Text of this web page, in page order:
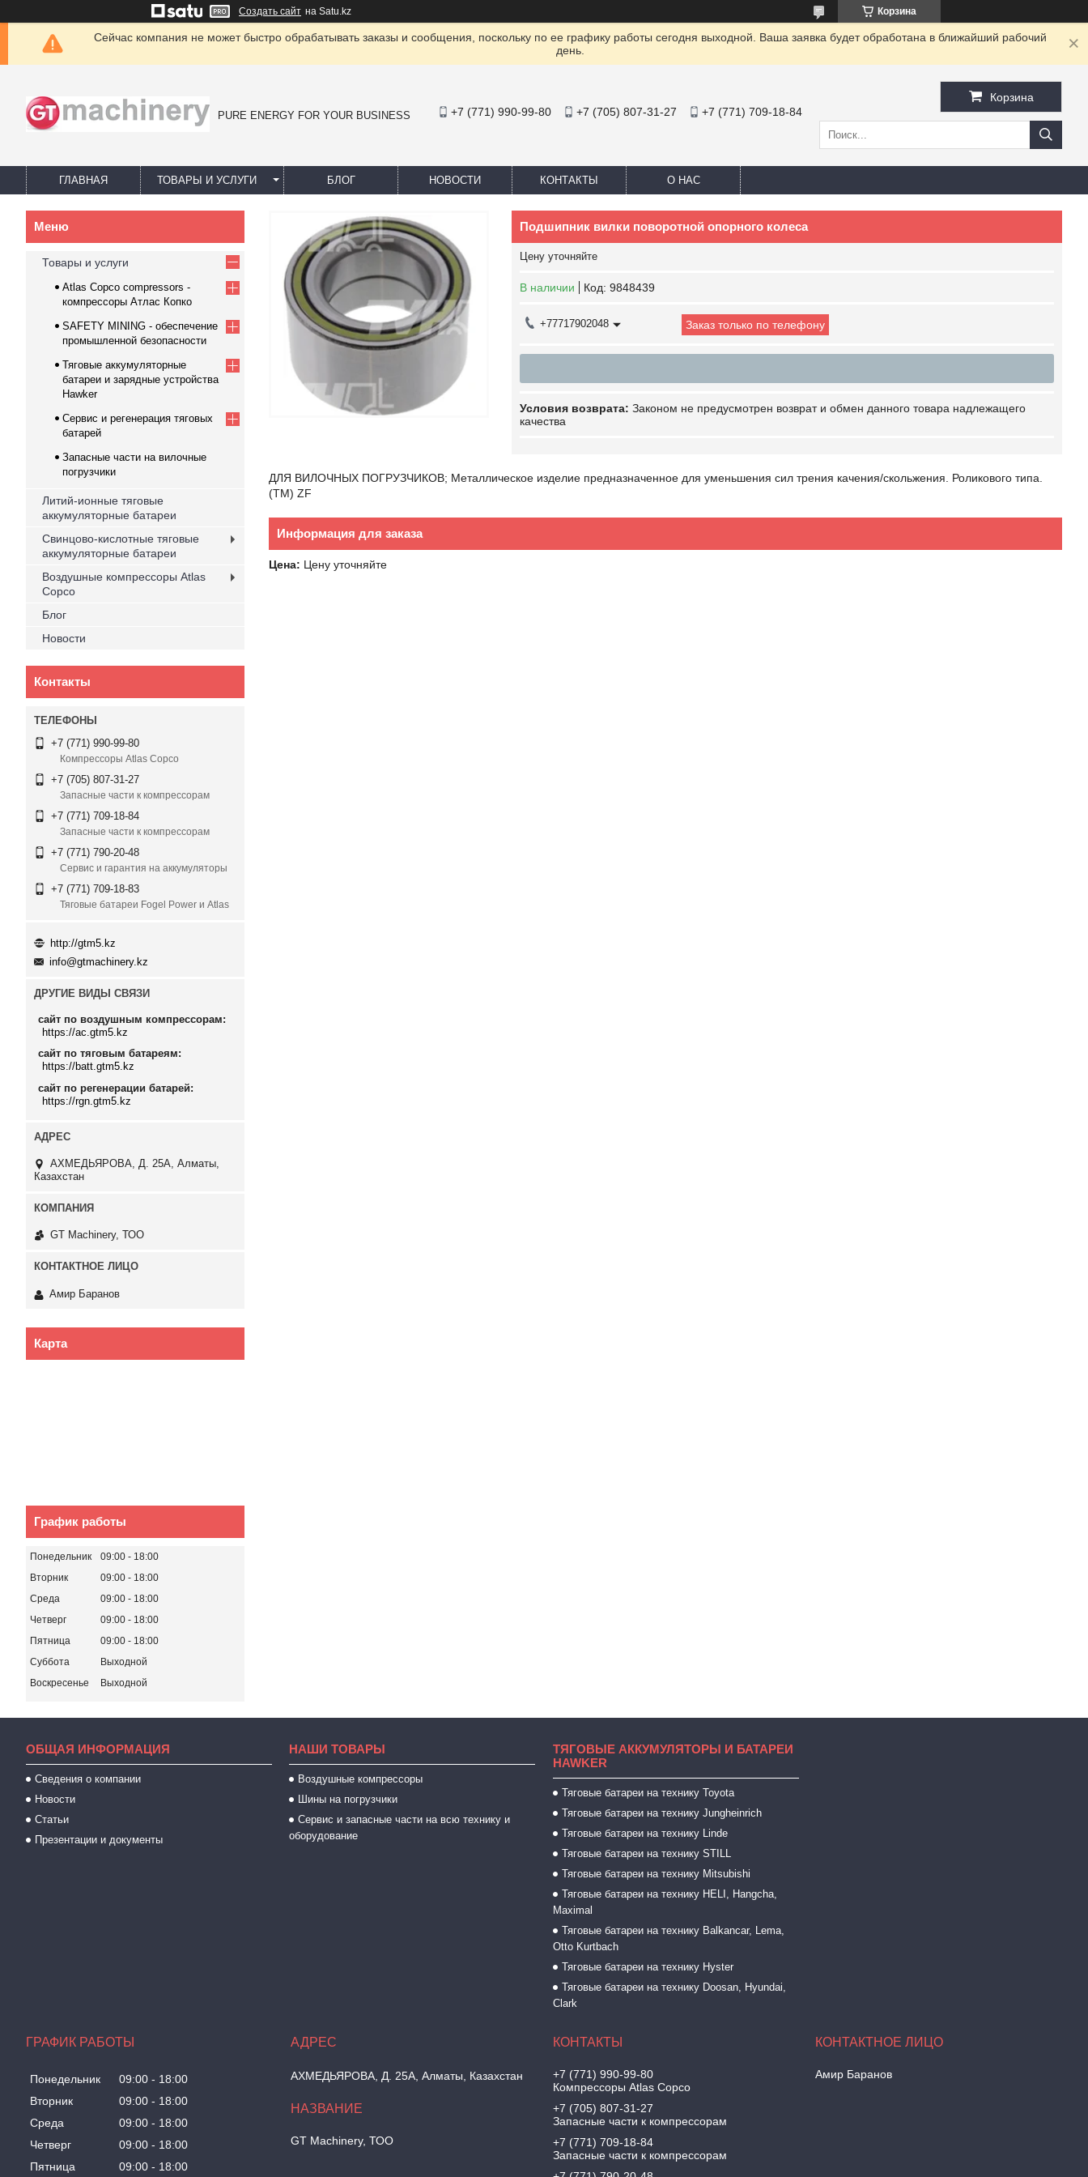
Создать сайт на Satu.kz Корзина
Сейчас компания не может быстро обрабатывать заказы и сообщения, поскольку по ее графику работы сегодня выходной. Ваша заявка будет обработана в ближайший рабочий
день.
PURE ENERGY FOR YOUR BUSINESS +7 (771) 990-99-80 +7 (705) 807-31-27 +7 (771) 709-18-84
Корзина
ГЛАВНАЯ ТОВАРЫ И УСЛУГИ БЛОГ НОВОСТИ КОНТАКТЫ О НАС
Подшипник вилки поворотной опорного колеса
Цену уточняйте
В наличии Код: 9848439
+77717902048 Заказ только по телефону
Законом не предусмотрен возврат и обмен данного товара надлежащего
качества
ДЛЯ ВИЛОЧНЫХ ПОГРУЗЧИКОВ; Металлическое изделие предназначенное для уменьшения сил трения качения/скольжения. Роликового типа.
(TM) ZF
Информация для заказа
Цена: Цену уточняйте
Товары и услуги
Atlas Copco compressors -
компрессоры Атлас Копко
SAFETY MINING - обеспечение
промышленной безопасности
Тяговые аккумуляторные
батареи и зарядные устройства
Hawker
Cервис и регенерация тяговых
батарей
Запасные части на вилочные
погрузчики
Литий-ионные тяговые
аккумуляторные батареи
Свинцово-кислотные тяговые
аккумуляторные батареи
Воздушные компрессоры Atlas
Copco
Блог
Новости
Контакты
+7 (771) 990-99-80
Компрессоры Atlas Copco
+7 (705) 807-31-27
Запасные части к компрессорам
+7 (771) 709-18-84
Запасные части к компрессорам
+7 (771) 790-20-48
Сервис и гарантия на аккумуляторы
+7 (771) 709-18-83
Тяговые батареи Fogel Power и Atlas
http://gtm5.kz
info@gtmachinery.kz
ДРУГИЕ ВИДЫ СВЯЗИ
сайт по воздушным компрессорам
https://ac.gtm5.kz
сайт по тяговым батареям
https://batt.gtm5.kz
сайт по регенерации батарей
https://rgn.gtm5.kz
АХМЕДЬЯРОВА, Д. 25А, Алматы,
Казахстан
GT Machinery, ТОО
Амир Баранов
Карта
График работы
Понедельник 09:00
18:00
Вторник
09:00
18:00
Среда
09:00
18:00
Четверг
09:00
18:00
Пятница
09:00
18:00
Суббота
Выходной
Воскресенье
Выходной
ОБЩАЯ ИНФОРМАЦИЯ
Сведения о компании
Новости
Статьи
Презентации и документы
НАШИ ТОВАРЫ
Воздушные компрессоры
Шины на погрузчики
Сервис и запасные части на всю технику и
оборудование
ТЯГОВЫЕ АККУМУЛЯТОРЫ И БАТАРЕИ
HAWKER
Тяговые батареи на технику Toyota
Тяговые батареи на технику Jungheinrich
Тяговые батареи на технику Linde
Тяговые батареи на технику STILL
Тяговые батареи на технику Mitsubishi
Тяговые батареи на технику HELI, Hangcha,
Maximal
Тяговые батареи на технику Balkancar, Lema,
Otto Kurtbach
Тяговые батареи на технику Hyster
Тяговые батареи на технику Doosan, Hyundai,
Clark
ГРАФИК РАБОТЫ
Понедельник 09:00
18:00
Вторник
09:00
18:00
Среда
09:00
18:00
Четверг
09:00
18:00
Пятница
09:00 18:00
АХМЕДЬЯРОВА, Д. 25А, Алматы, Казахстан
GT Machinery, ТОО
+7 (771) 990-99-80
Компрессоры Atlas Copco
+7 (705) 807-31-27
Запасные части к компрессорам
+7 (771) 709-18-84
Запасные части к компрессорам
Амир Баранов